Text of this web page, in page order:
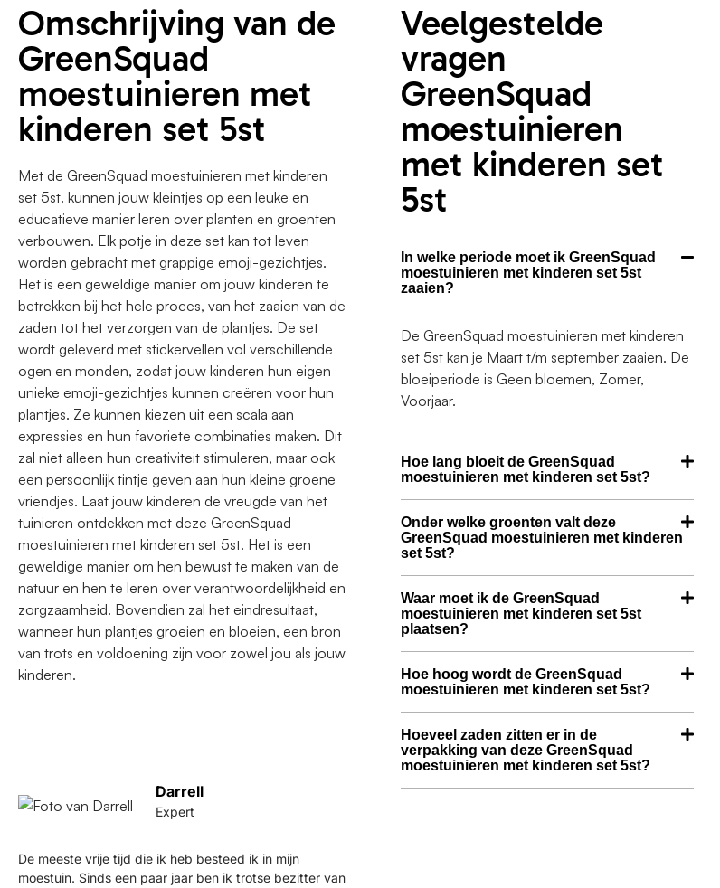
Omschrijving van de
GreenSquad
moestuinieren met
kinderen set 5st
Met de GreenSquad moestuinieren met kinderen
set 5st. kunnen jouw kleintjes op een leuke en
educatieve manier leren over planten en groenten
verbouwen. Elk potje in deze set kan tot leven
worden gebracht met grappige emoji-gezichtjes.
Het is een geweldige manier om jouw kinderen te
betrekken bij het hele proces, van het zaaien van de
zaden tot het verzorgen van de plantjes. De set
wordt geleverd met stickervellen vol verschillende
ogen en monden, zodat jouw kinderen hun eigen
unieke emoji-gezichtjes kunnen creëren voor hun
plantjes. Ze kunnen kiezen uit een scala aan
expressies en hun favoriete combinaties maken. Dit
zal niet alleen hun creativiteit stimuleren, maar ook
een persoonlijk tintje geven aan hun kleine groene
vriendjes. Laat jouw kinderen de vreugde van het
tuinieren ontdekken met deze GreenSquad
moestuinieren met kinderen set 5st. Het is een
geweldige manier om hen bewust te maken van de
natuur en hen te leren over verantwoordelijkheid en
zorgzaamheid. Bovendien zal het eindresultaat,
wanneer hun plantjes groeien en bloeien, een bron
van trots en voldoening zijn voor zowel jou als jouw
kinderen.
Darrell
Expert
De meeste vrije tijd die ik heb besteed ik in mijn
moestuin. Sinds een paar jaar ben ik trotse bezitter van
Veelgestelde
vragen
GreenSquad
moestuinieren
met kinderen set
5st
In welke periode moet ik GreenSquad
moestuinieren met kinderen set 5st
zaaien?
De GreenSquad moestuinieren met kinderen
set 5st kan je Maart t/m september zaaien. De
bloeiperiode is Geen bloemen, Zomer,
Voorjaar.
Hoe lang bloeit de GreenSquad
moestuinieren met kinderen set 5st?
Onder welke groenten valt deze
GreenSquad moestuinieren met kinderen
set 5st?
Waar moet ik de GreenSquad
moestuinieren met kinderen set 5st
plaatsen?
Hoe hoog wordt de GreenSquad
moestuinieren met kinderen set 5st?
Hoeveel zaden zitten er in de
verpakking van deze GreenSquad
moestuinieren met kinderen set 5st?